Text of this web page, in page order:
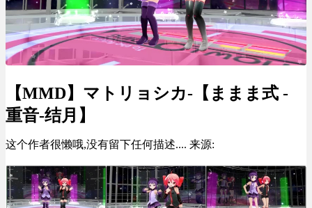
【MMD】マトリョシカ-【ままま式 -
重音-结月】
这个作者很懒哦,没有留下任何描述.... 来源: